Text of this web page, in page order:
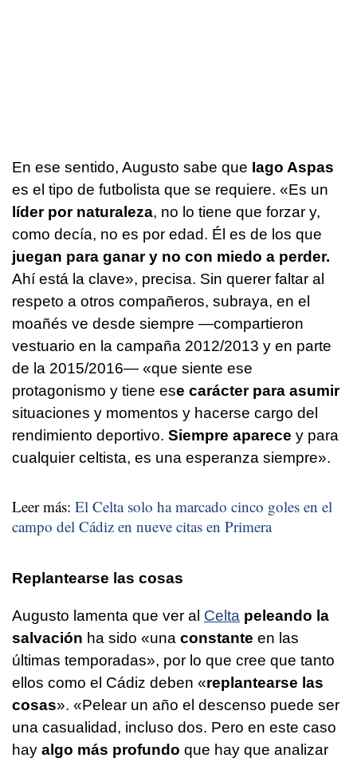
En ese sentido, Augusto sabe que Iago Aspas
es el tipo de futbolista que se requiere. «Es un
líder por naturaleza, no lo tiene que forzar y,
como decía, no es por edad. Él es de los que
juegan para ganar y no con miedo a perder.
Ahí está la clave», precisa. Sin querer faltar al
respeto a otros compañeros, subraya, en el
moañés ve desde siempre —compartieron
vestuario en la campaña 2012/2013 y en parte
de la 2015/2016— «que siente ese
protagonismo y tiene ese carácter para asumir
situaciones y momentos y hacerse cargo del
rendimiento deportivo. Siempre aparece y para
cualquier celtista, es una esperanza siempre».
Leer más: El Celta solo ha marcado cinco goles en el
campo del Cádiz en nueve citas en Primera
Replantearse las cosas
Augusto lamenta que ver al Celta peleando la
salvación ha sido «una constante en las
últimas temporadas», por lo que cree que tanto
ellos como el Cádiz deben «replantearse las
cosas». «Pelear un año el descenso puede ser
una casualidad, incluso dos. Pero en este caso
hay algo más profundo que hay que analizar